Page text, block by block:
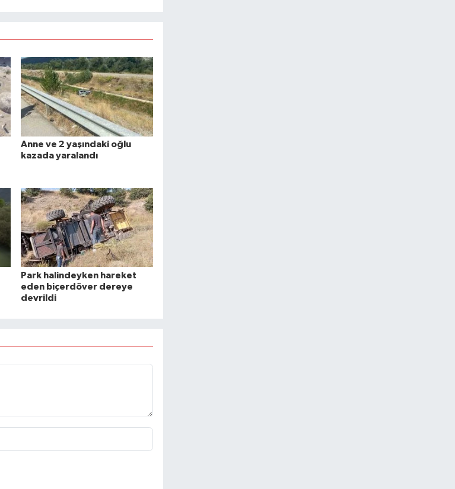
Anne ve 2 yaşındaki oğlu
kazada yaralandı
Park halindeyken hareket
eden biçerdöver dereye
devrildi